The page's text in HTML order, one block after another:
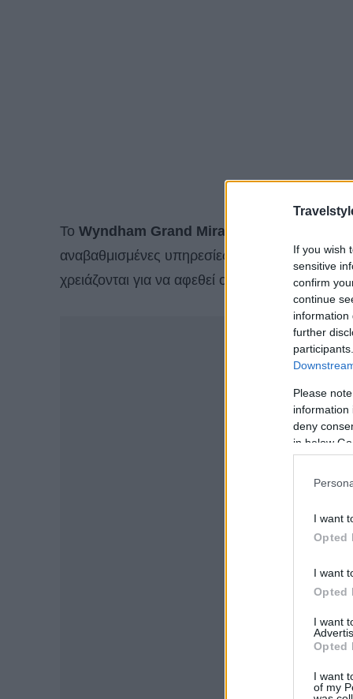
If you wish
sensitive
confirm
continue
information
further
Please
information
deny
in below
I want
Opted
I want
Opted
I want
Opted
I want
of my
Το Wyndham Grand Mirabello
αναβαθμισμένες υπηρεσίες! Επιβλητική θέα,
χρειάζονται για να αφεθεί ο επισκέπτης στην